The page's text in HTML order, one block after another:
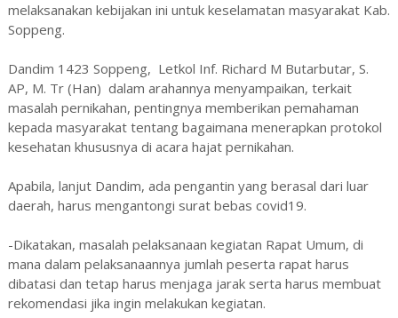
melaksanakan kebijakan ini untuk keselamatan masyarakat Kab.
Soppeng.
Dandim 1423 Soppeng, Letkol Inf. Richard M Butarbutar, S.
AP, M. Tr (Han) dalam arahannya menyampaikan, terkait
masalah pernikahan, pentingnya memberikan pemahaman
kepada masyarakat tentang bagaimana menerapkan protokol
kesehatan khususnya di acara hajat pernikahan.
Apabila, lanjut Dandim, ada pengantin yang berasal dari luar
daerah, harus mengantongi surat bebas covid19.
-Dikatakan, masalah pelaksanaan kegiatan Rapat Umum, di
mana dalam pelaksanaannya jumlah peserta rapat harus
dibatasi dan tetap harus menjaga jarak serta harus membuat
rekomendasi jika ingin melakukan kegiatan.